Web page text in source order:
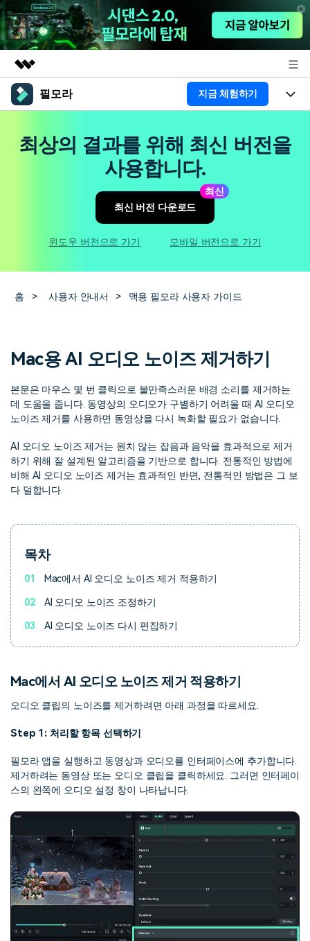
주요 제품
유틸리티
필모라 지금 체험하기
고객 지원
더 알아보기
가격 로그인
검색
최상의 결과를 위해 최신 버전을
사용합니다.
최신
최신 버전 다운로드
윈도우 버전으로 가기 모바일 버전으로 가기
홈 > 사용자 안내서 > 맥용 필모라 사용자 가이드
Mac용 AI 오디오 노이즈 제거하기
본문은 마우스 몇 번 클릭으로 불만족스러운 배경 소리를 제거하는
데 도움을 줍니다. 동영상의 오디오가 구별하기 어려울 때 AI 오디오
노이즈 제거를 사용하면 동영상을 다시 녹화할 필요가 없습니다.
AI 오디오 노이즈 제거는 원치 않는 잡음과 음악을 효과적으로 제거
하기 위해 잘 설계된 알고리즘을 기반으로 합니다. 전통적인 방법에
비해 AI 오디오 노이즈 제거는 효과적인 반면, 전통적인 방법은 그 보
다 덜합니다.
목차
01 Mac에서 AI 오디오 노이즈 제거 적용하기
02 AI 오디오 노이즈 조정하기
03 AI 오디오 노이즈 다시 편집하기
Mac에서 AI 오디오 노이즈 제거 적용하기
오디오 클립의 노이즈를 제거하려면 아래 과정을 따르세요.
Step 1: 처리할 항목 선택하기
필모라 앱을 실행하고 동영상과 오디오를 인터페이스에 추가합니다.
제거하려는 동영상 또는 오디오 클립을 클릭하세요. 그러면 인터페이
스의 왼쪽에 오디오 설정 창이 나타납니다.